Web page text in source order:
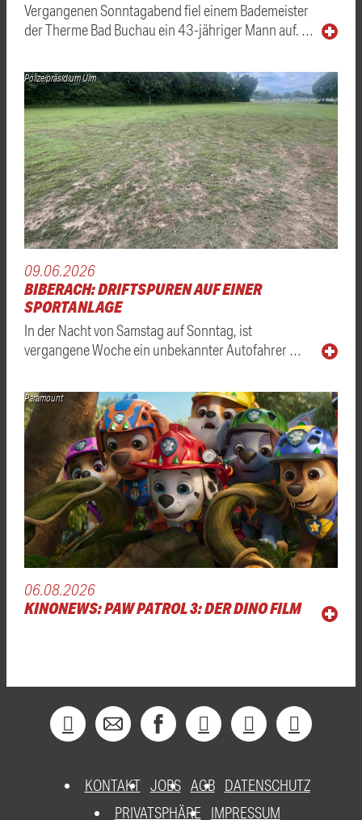
Vergangenen Sonntagabend fiel einem Bademeister
der Therme Bad Buchau ein 43-jähriger Mann auf. …
Polizeipräsidium Ulm
09.06.2026
BIBERACH: DRIFTSPUREN AUF EINER
SPORTANLAGE
In der Nacht von Samstag auf Sonntag, ist
vergangene Woche ein unbekannter Autofahrer …
Paramount
06.08.2026
KINONEWS: PAW PATROL 3: DER DINO FILM
KONTAKT JOBS AGB DATENSCHUTZ
PRIVATSPHÄRE
IMPRESSUM